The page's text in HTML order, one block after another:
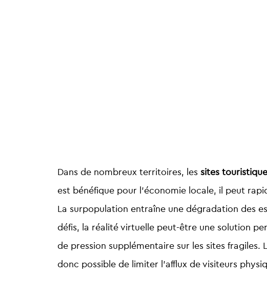
Dans de nombreux territoires, les sites
est bénéfique pour l’économie locale, il peut
La surpopulation entraîne une dégradation des
défis, la réalité virtuelle peut-être une solution
de pression supplémentaire sur les sites fragiles.
donc possible de limiter l’afflux de visiteurs